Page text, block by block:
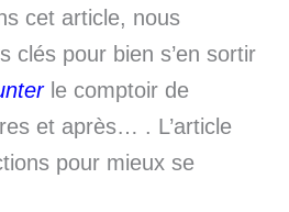
cet article, nous
clés pour bien s’en sortir
le comptoir de
et après… . L’article
pour mieux se